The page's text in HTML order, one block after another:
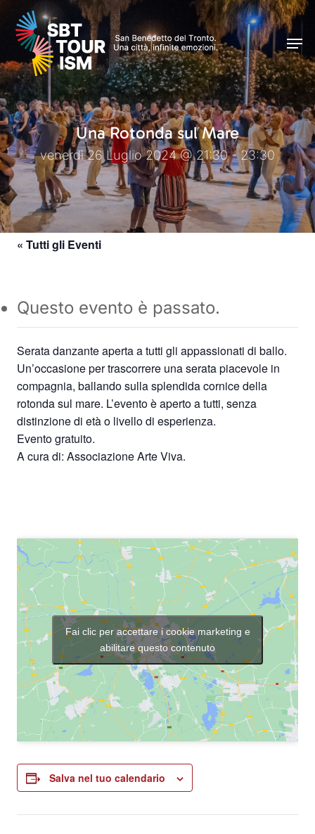
Skip
main
content
Una Rotonda sul Mare
venerdì 26 Luglio 2024 @ 21:30 - 23:30
« Tutti gli Eventi
Questo evento è passato.
Serata danzante aperta a tutti gli appassionati di ballo.
Un’occasione per trascorrere una serata piacevole in
compagnia, ballando sulla splendida cornice della
rotonda sul mare. L’evento è aperto a tutti, senza
distinzione di età o livello di esperienza.
Evento gratuito.
A cura di: Associazione Arte Viva.
Fai clic per accettare i cookie marketing e
abilitare questo contenuto
Salva nel tuo calendario